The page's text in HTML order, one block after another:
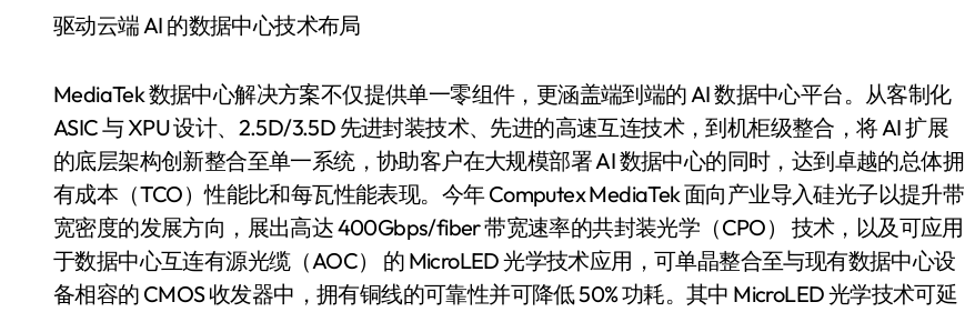
驱动云端 AI 的数据中心技术布局
MediaTek 数据中心解决方案不仅提供单一零组件，更涵盖端到端的 AI 数据中心平台。从客制化
ASIC 与 XPU 设计、2.5D/3.5D 先进封装技术、先进的高速互连技术，到机柜级整合，将 AI 扩展
的底层架构创新整合至单一系统，协助客户在大规模部署 AI 数据中心的同时，达到卓越的总体拥
有成本（TCO）性能比和每瓦性能表现。今年 Computex MediaTek 面向产业导入硅光子以提升带
宽密度的发展方向，展出高达 400Gbps/fiber 带宽速率的共封装光学（CPO） 技术，以及可应用
于数据中心互连有源光缆（AOC） 的 MicroLED 光学技术应用，可单晶整合至与现有数据中心设
备相容的 CMOS 收发器中，拥有铜线的可靠性并可降低 50% 功耗。其中 MicroLED 光学技术可延